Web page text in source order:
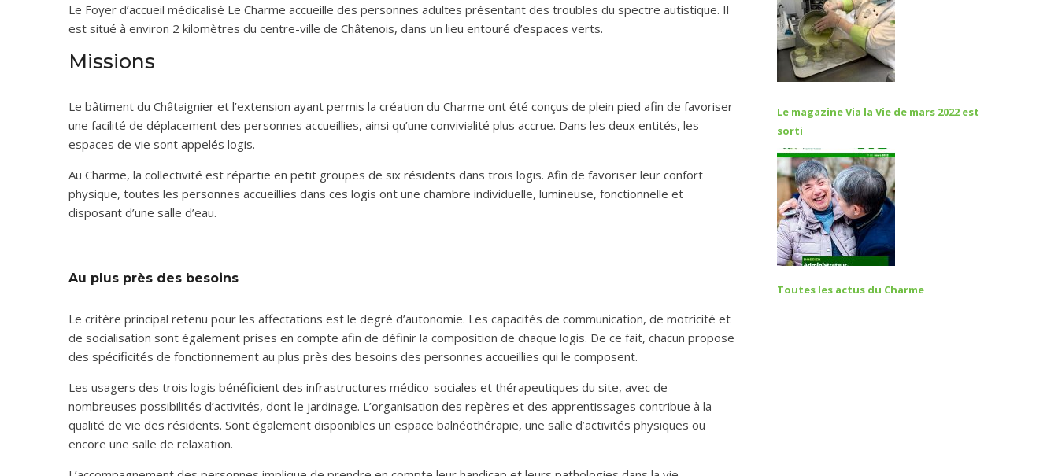
Le Foyer d’accueil médicalisé Le Charme accueille des personnes adultes présentant des troubles du spectre autistique. Il
est situé à environ 2 kilomètres du centre-ville de Châtenois, dans un lieu entouré d’espaces verts.
Missions
Le bâtiment du Châtaignier et l’extension ayant permis la création du Charme ont été conçus de plein pied afin de favoriser
une facilité de déplacement des personnes accueillies, ainsi qu’une convivialité plus accrue. Dans les deux entités, les
espaces de vie sont appelés logis.
Au Charme, la collectivité est répartie en petit groupes de six résidents dans trois logis. Afin de favoriser leur confort
physique, toutes les personnes accueillies dans ces logis ont une chambre individuelle, lumineuse, fonctionnelle et
disposant d’une salle d’eau.
Au plus près des besoins
Le critère principal retenu pour les affectations est le degré d’autonomie. Les capacités de communication, de motricité et
de socialisation sont également prises en compte afin de définir la composition de chaque logis. De ce fait, chacun propose
des spécificités de fonctionnement au plus près des besoins des personnes accueillies qui le composent.
Les usagers des trois logis bénéficient des infrastructures médico-sociales et thérapeutiques du site, avec de
nombreuses possibilités d’activités, dont le jardinage. L’organisation des repères et des apprentissages contribue à la
qualité de vie des résidents. Sont également disponibles un espace balnéothérapie, une salle d’activités physiques ou
encore une salle de relaxation.
Le magazine Via la Vie de mars 2022 est
sorti
Toutes les actus du Charme